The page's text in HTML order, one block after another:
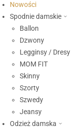
Nowości
Spodnie damskie
Ballon
Dzwony
Legginsy / Dresy
MOM FIT
Skinny
Szorty
Szwedy
Jeansy
Odzież damska